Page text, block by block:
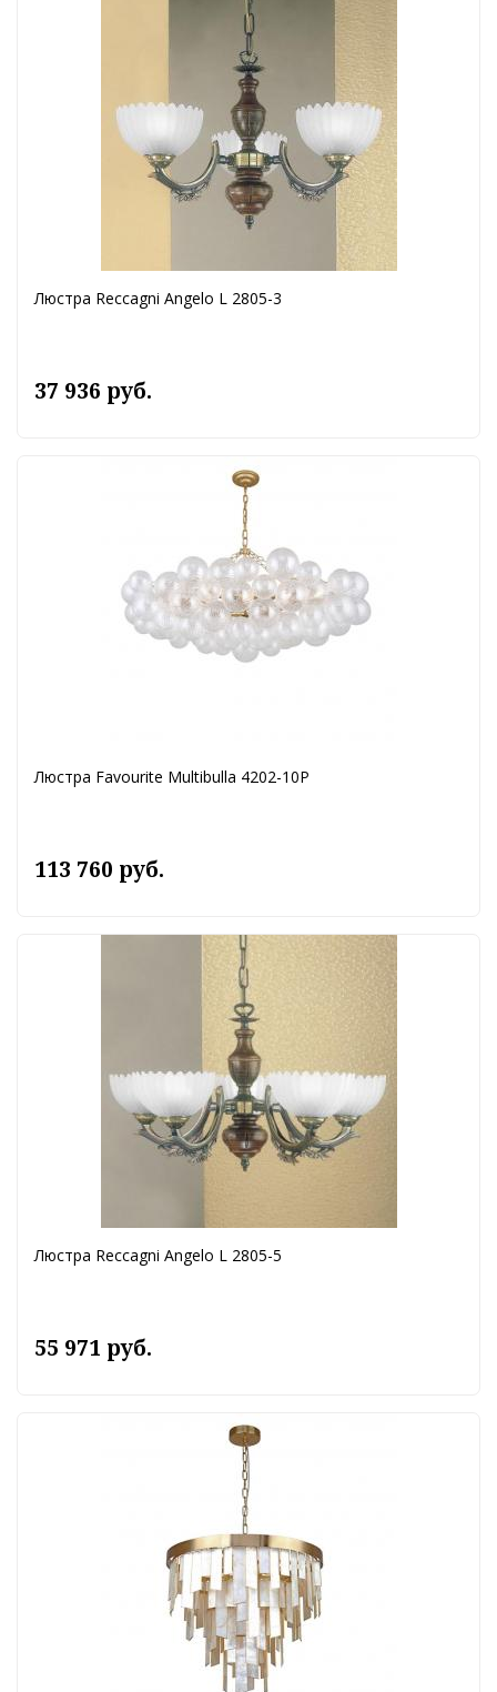
Люстра Reccagni Angelo L 2805-3
37 936 руб.
Люстра Favourite Multibulla 4202-10P
113 760 руб.
Люстра Reccagni Angelo L 2805-5
55 971 руб.